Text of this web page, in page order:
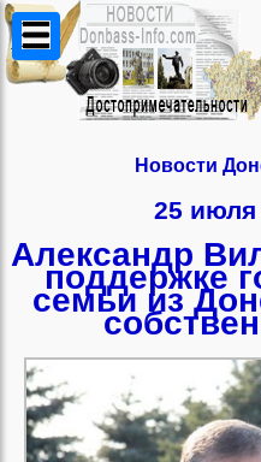
Новости
25 июля
Александр
поддержке
семьи из